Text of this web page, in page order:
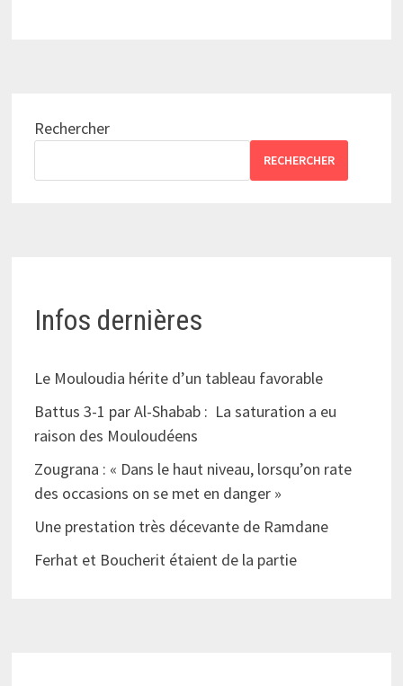
Rechercher
RECHERCHER
Infos dernières
Le Mouloudia hérite d’un tableau favorable
Battus 3-1 par Al-Shabab : La saturation a eu
raison des Mouloudéens
Zougrana : « Dans le haut niveau, lorsqu’on rate
des occasions on se met en danger »
Une prestation très décevante de Ramdane
Ferhat et Boucherit étaient de la partie